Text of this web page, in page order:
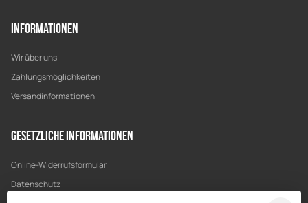
Informationen
Wir über uns
Zahlungsmöglichkeiten
Versandinformationen
Gesetzliche Informationen
Online-Widerrufsformular
Datenschutz